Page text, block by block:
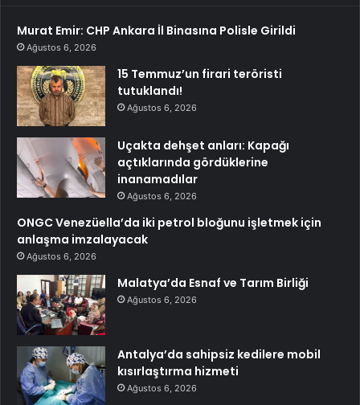
Murat Emir: CHP Ankara İl Binasına Polisle Girildi
Ağustos 6, 2026
15 Temmuz’un firari teröristi
tutuklandı!
Ağustos 6, 2026
Uçakta dehşet anları: Kapağı
açtıklarında gördüklerine
inanamadılar
Ağustos 6, 2026
ONGC Venezüella’da iki petrol bloğunu işletmek için
anlaşma imzalayacak
Ağustos 6, 2026
Malatya’da Esnaf ve Tarım Birliği
Ağustos 6, 2026
Antalya’da sahipsiz kedilere mobil
kısırlaştırma hizmeti
Ağustos 6, 2026